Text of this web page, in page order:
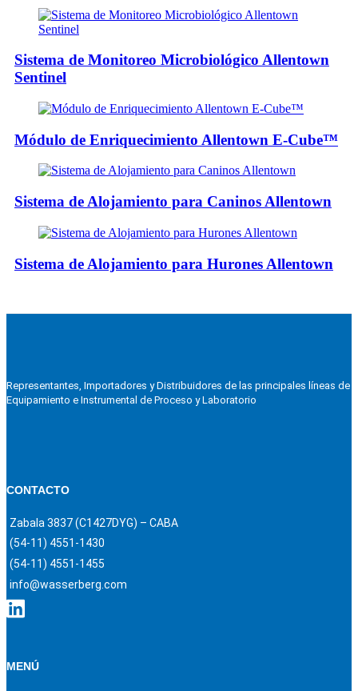
Sistema de Monitoreo Microbiológico Allentown
Sentinel
Módulo de Enriquecimiento Allentown E-Cube™
Sistema de Alojamiento para Caninos Allentown
Sistema de Alojamiento para Hurones Allentown
Representantes, Importadores y Distribuidores de las principales líneas de
Equipamiento e Instrumental de Proceso y Laboratorio
CONTACTO
Zabala 3837 (C1427DYG) – CABA
(54-11) 4551-1430
(54-11) 4551-1455
info@wasserberg.com
MENÚ